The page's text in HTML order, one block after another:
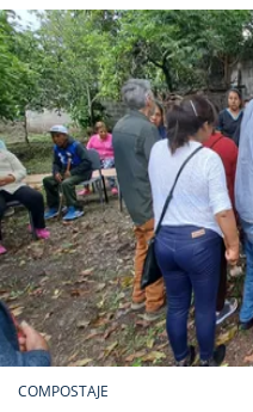
COMPOSTAJE